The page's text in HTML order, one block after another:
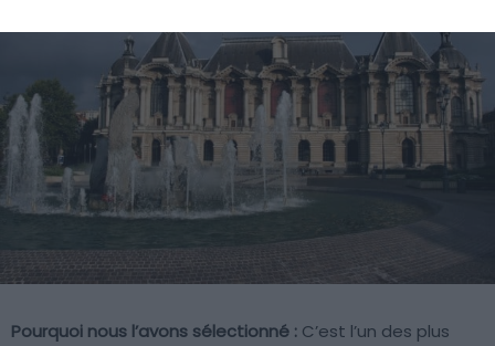
Pourquoi nous l’avons sélectionné : C’est l’un des plus